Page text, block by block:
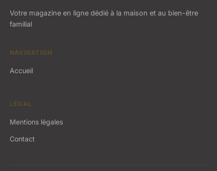
Votre magazine en ligne dédié à la maison et au bien-être
familial
NAVIGATION
Accueil
LÉGAL
Mentions légales
Contact